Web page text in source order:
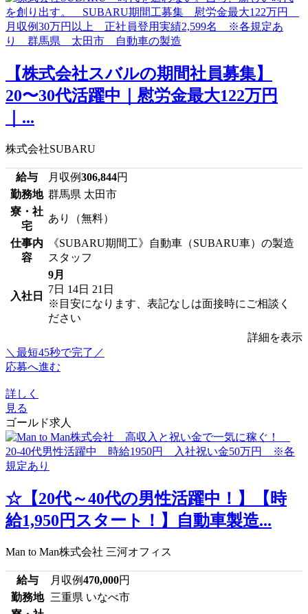
【株式会社スバルの期間社員募集】
20〜30代活躍中｜慰労金最大122万円
｜...
株式会社SUBARU
給与 月収例306,844円
勤務地 群馬県 太田市
寮・社
宅
あり（無料）
仕事内
容
《SUBARU期間工》自動車（SUBARU車）の製造
スタッフ
入社日
9月
7日 14日 21日
※目安になります、表記なしは面接時にご相談く
ださい
詳細を表示
＼最短45秒で完了／
応募へ進む
詳しく
見る
ゴールド求人
☆【20代～40代の男性活躍中！】【時
給1,950円スタート！】自動車製造...
Man to Man株式会社 三河オフィス
給与 月収例470,000円
勤務地 三重県 いなべ市